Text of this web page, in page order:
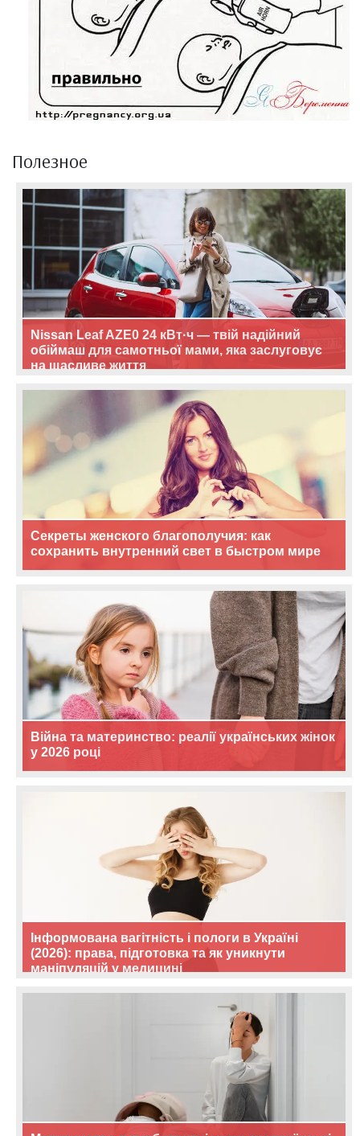
Полезное
Nissan Leaf AZE0 24 кВт·ч — твій надійний
обіймаш для самотньої мами, яка заслуговує
на щасливе життя
Секреты женского благополучия: как
сохранить внутренний свет в быстром мире
Війна та материнство: реалії українських жінок
у 2026 році
Інформована вагітність і пологи в Україні
(2026): права, підготовка та як уникнути
маніпуляцій у медицині